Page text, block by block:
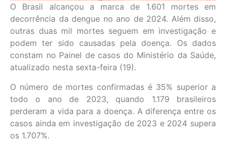
O Brasil alcançou a marca de 1.601 mortes em
decorrência da dengue no ano de 2024. Além disso,
outras duas mil mortes seguem em investigação e
podem ter sido causadas pela doença. Os dados
constam no Painel de casos do Ministério da Saúde,
atualizado nesta sexta-feira (19).
O número de mortes confirmadas é 35% superior a
todo o ano de 2023, quando 1.179 brasileiros
perderam a vida para a doença. A diferença entre os
casos ainda em investigação de 2023 e 2024 supera
os 1.707%.